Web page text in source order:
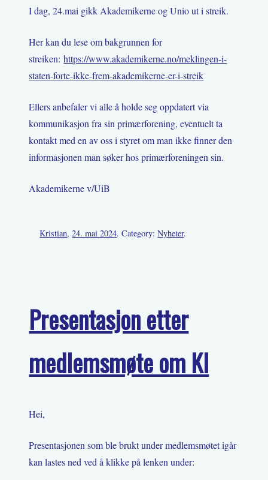
I dag, 24.mai gikk Akademikerne og Unio ut i streik.
Her kan du lese om bakgrunnen for
streiken:https://www.akademikerne.no/meklingen-i-
staten-forte-ikke-frem-akademikerne-er-i-streik
Ellers anbefaler vi alle å holde seg oppdatert via
kommunikasjon fra sin primærforening, eventuelt ta
kontakt med en av oss i styret om man ikke finner den
informasjonen man søker hos primærforeningen sin.
Akademikerne v/UiB
Kristian,24. mai 2024. Category:Nyheter.
Presentasjon etter
medlemsmøte om KI
Hei,
Presentasjonen som ble brukt under medlemsmøtet igår
kan lastes ned ved å klikke på lenken under: